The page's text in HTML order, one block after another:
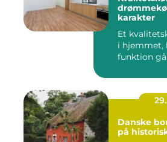
karakter
Et
i hjemmet,
funktion
Danske
på